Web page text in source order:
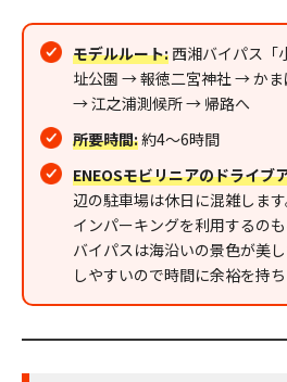
モデルルート: 西湘バイパス「
址公園 → 報徳二宮神社 → かま
→ 江之浦測候所 → 帰路へ
所要時間:約4〜6時間
ENEOSモビリニアのドライブ
辺の駐車場は休日に混雑しま
インパーキングを利用するの
バイパスは海沿いの景色が美
しやすいので時間に余裕を持ち